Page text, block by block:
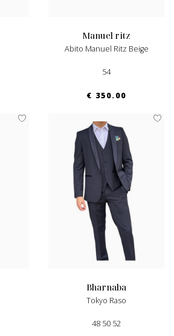
manuel ritz
Abito Manuel Ritz Beige
54
€ 350.00
bharnaba
Tokyo Raso
48 50 52